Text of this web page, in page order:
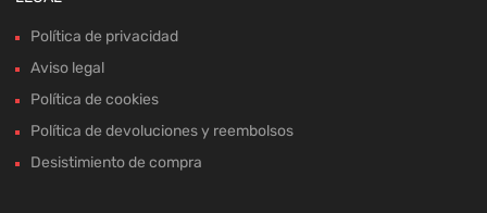
Política de privacidad
Aviso legal
Política de cookies
Política de devoluciones y reembolsos
Desistimiento de compra